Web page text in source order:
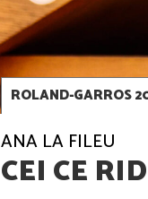
ROLAND-GARROS
ANA LA FILEU
CEI CE